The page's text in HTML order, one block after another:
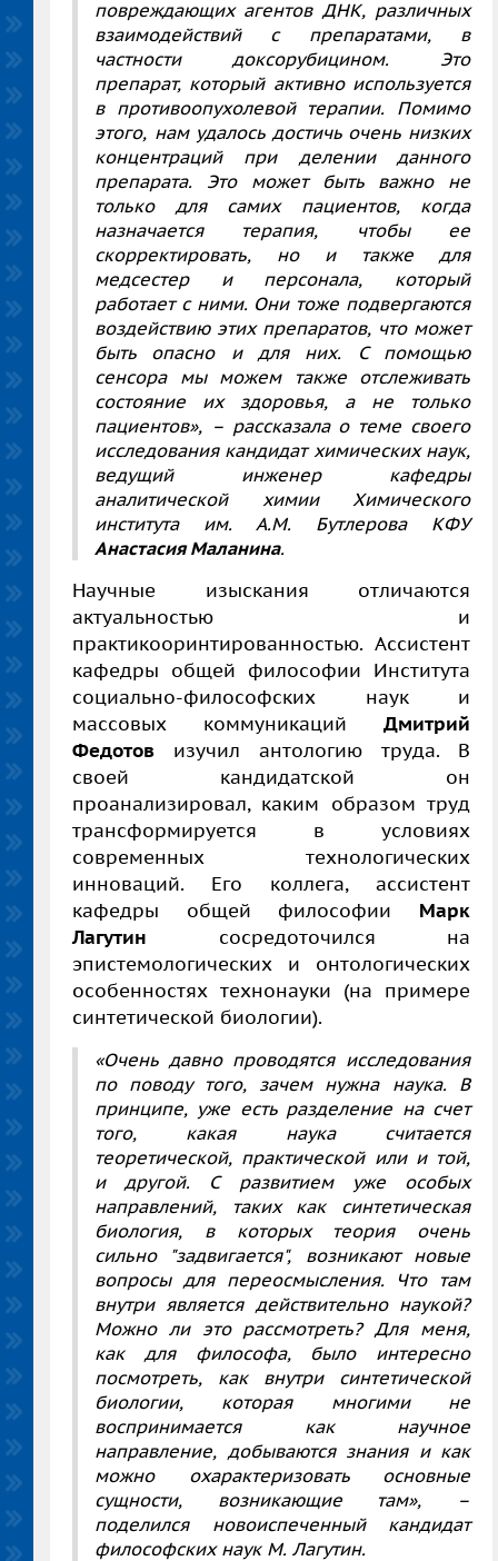
повреждающих агентов ДНК, различных
взаимодействий с препаратами, в
частности доксорубицином. Это
препарат, который активно используется
в противоопухолевой терапии. Помимо
этого, нам удалось достичь очень низких
концентраций при делении данного
препарата. Это может быть важно не
только для самих пациентов, когда
назначается терапия, чтобы ее
скорректировать, но и также для
медсестер и персонала, который
работает с ними. Они тоже подвергаются
воздействию этих препаратов, что может
быть опасно и для них. С помощью
сенсора мы можем также отслеживать
состояние их здоровья, а не только
пациентов», – рассказала о теме своего
исследования кандидат химических наук,
ведущий инженер кафедры
аналитической химии Химического
института им. А.М. Бутлерова КФУ
Анастасия Маланина.
Научные изыскания отличаются
актуальностью и
практикооринтированностью. Ассистент
кафедры общей философии Института
социально-философских наук и
массовых коммуникаций Дмитрий
Федотов изучил антологию труда. В
своей кандидатской он
проанализировал, каким образом труд
трансформируется в условиях
современных технологических
инноваций. Его коллега, ассистент
кафедры общей философии Марк
Лагутин сосредоточился на
эпистемологических и онтологических
особенностях технонауки (на примере
синтетической биологии).
«Очень давно проводятся исследования
по поводу того, зачем нужна наука. В
принципе, уже есть разделение на счет
того, какая наука считается
теоретической, практической или и той,
и другой. С развитием уже особых
направлений, таких как синтетическая
биология, в которых теория очень
сильно "задвигается", возникают новые
вопросы для переосмысления. Что там
внутри является действительно наукой?
Можно ли это рассмотреть? Для меня,
как для философа, было интересно
посмотреть, как внутри синтетической
биологии, которая многими не
воспринимается как научное
направление, добываются знания и как
можно охарактеризовать основные
сущности, возникающие там», –
поделился новоиспеченный кандидат
философских наук М. Лагутин.